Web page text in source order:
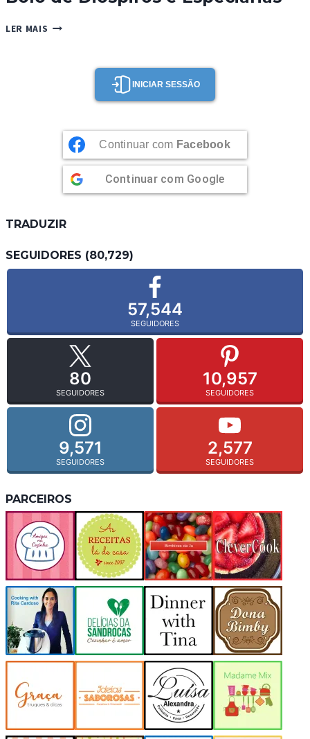
LER MAIS BOLO
INICIAR SESSÃO
Continuar com Facebook
Continuar com Google
TRADUZIR
SEGUIDORES (80,729)
57,544
SEGUIDORES
80
SEGUIDORES
10,957
SEGUIDORES
9,571
SEGUIDORES
2,577
SEGUIDORES
PARCEIROS